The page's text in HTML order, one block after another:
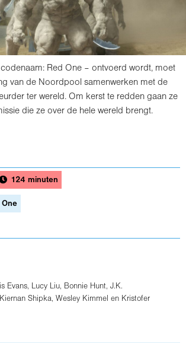
Red One – ontvoerd wordt, moet
van de Noordpool samenwerken met de
ter wereld. Om kerst te redden gaan ze
die ze over de hele wereld brengt.
124 minuten
One
Evans, Lucy Liu, Bonnie Hunt, J.K.
Kiernan Shipka, Wesley Kimmel en Kristofer